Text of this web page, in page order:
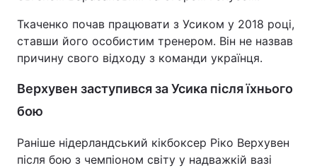
Ткаченко почав працювати з Усиком у 2018 році,
ставши його особистим тренером. Він не назвав
причину свого відходу з команди українця.
Верхувен заступився за Усика після їхнього
бою
Раніше нідерландський кікбоксер Ріко Верхувен
після бою з чемпіоном світу у надважкій вазі